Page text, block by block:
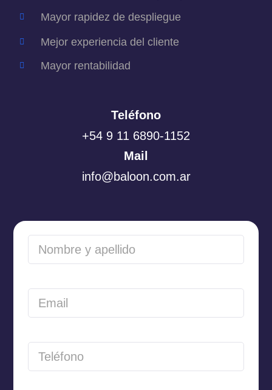
Mayor rapidez de despliegue
Mejor experiencia del cliente
Mayor rentabilidad
Teléfono
+54 9 11 6890-1152
Mail
info@baloon.com.ar